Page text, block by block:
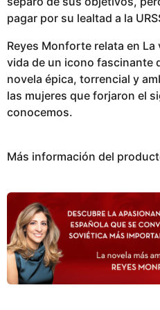
pagar por su lealtad a la
Reyes Monforte relata en
vida de un icono fascinante
novela épica, torrencial y
las mujeres que forjaron el
conocemos.
Más información del